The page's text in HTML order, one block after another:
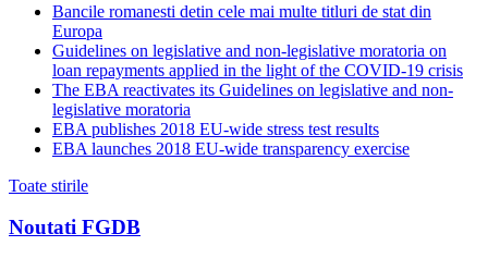
Bancile romanesti detin cele mai multe titluri de stat din
Europa
Guidelines on legislative and non-legislative moratoria on
loan repayments applied in the light of the COVID-19 crisis
The EBA reactivates its Guidelines on legislative and non-
legislative moratoria
EBA publishes 2018 EU-wide stress test results
EBA launches 2018 EU-wide transparency exercise
Toate stirile
Noutati FGDB